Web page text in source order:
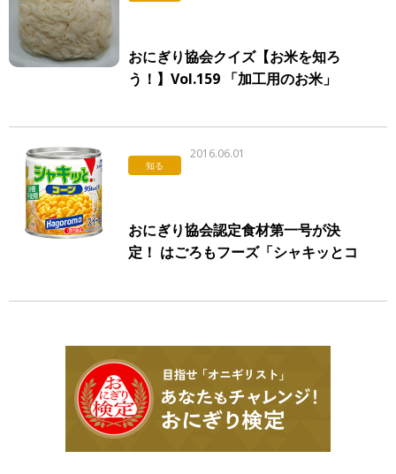
おにぎり協会クイズ【お米を知ろ
う！】Vol.159 「加工用のお米」
知る
2016.06.01
おにぎり協会認定食材第一号が決
定！ はごろもフーズ「シャキッとコ